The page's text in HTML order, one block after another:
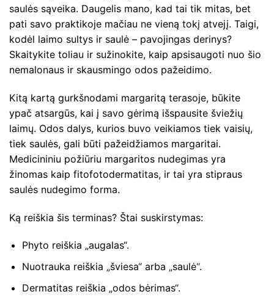
saulės sąveika. Daugelis mano, kad tai tik mitas, bet
pati savo praktikoje mačiau ne vieną tokį atvejį. Taigi,
kodėl laimo sultys ir saulė – pavojingas derinys?
Skaitykite toliau ir sužinokite, kaip apsisaugoti nuo šio
nemalonaus ir skausmingo odos pažeidimo.
Kitą kartą gurkšnodami margaritą terasoje, būkite
ypač atsargūs, kai į savo gėrimą išspausite šviežių
laimų. Odos dalys, kurios buvo veikiamos tiek vaisių,
tiek saulės, gali būti pažeidžiamos margaritai.
Medicininiu požiūriu margaritos nudegimas yra
žinomas kaip fitofotodermatitas, ir tai yra stipraus
saulės nudegimo forma.
Ką reiškia šis terminas? Štai suskirstymas:
Phyto reiškia „augalas“.
Nuotrauka reiškia „šviesa“ arba „saulė“.
Dermatitas reiškia „odos bėrimas“.